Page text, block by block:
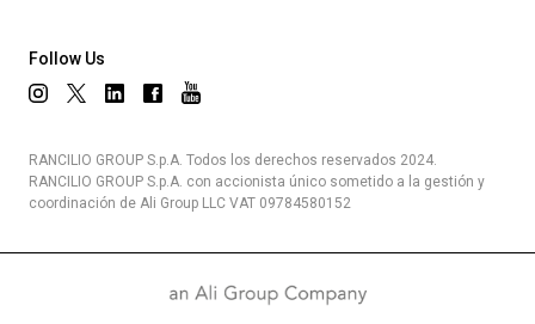
Follow Us
RANCILIO GROUP S.p.A. Todos los derechos reservados 2024.
RANCILIO GROUP S.p.A. con accionista único sometido a la gestión y
coordinación de Ali Group LLC VAT 09784580152